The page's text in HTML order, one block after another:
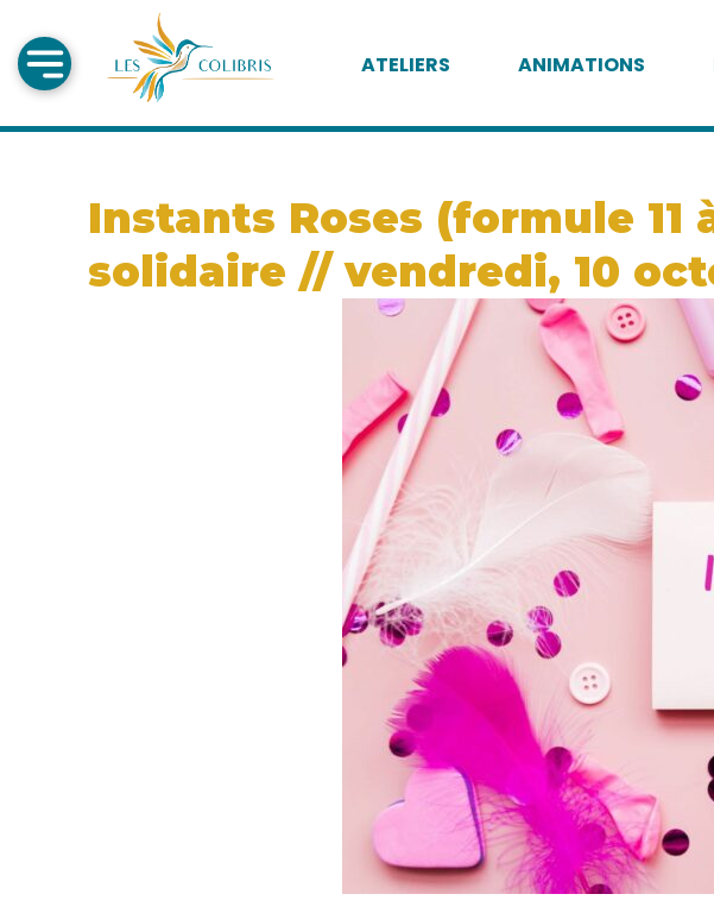
ATELIERS ANIMATIONS
Instants Roses (formule 11
solidaire // vendredi, 10